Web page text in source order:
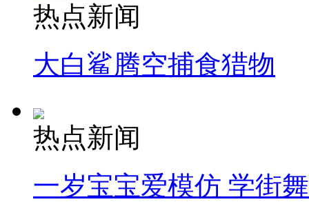
热点新闻
大白鲨腾空捕食猎物
热点新闻
一岁宝宝爱模仿 学街